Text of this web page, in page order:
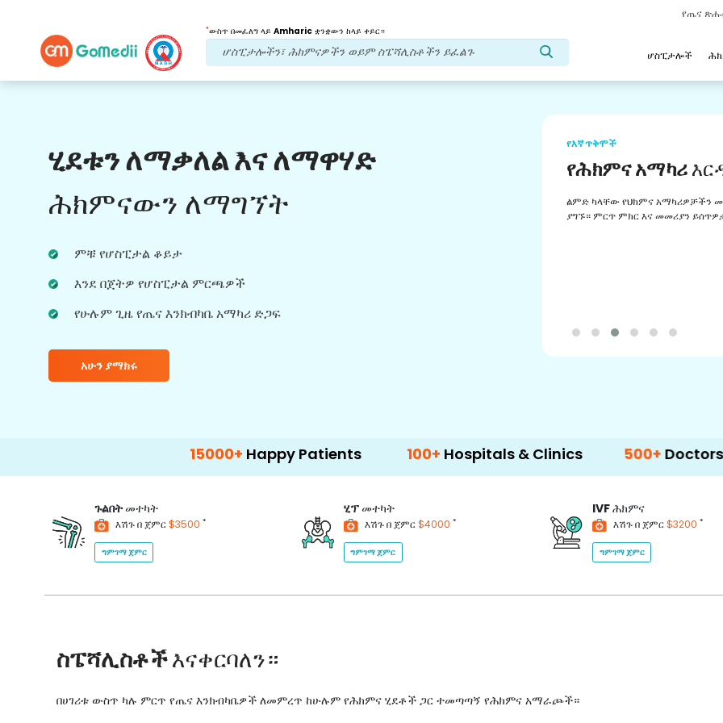
የጤና
*ውስጥ በመፈለግ ላይ Amharic ቋንቋውን ከላይ ቀይር።
ሆስፒታሎች
ሂደቱን ለማቃለል እና ለማዋሃድ
ሕክምናውን ለማግኘት
ምቹ የሆስፒታል ቆይታ
እንደ በጀትዎ የሆስፒታል ምርጫዎች
የሁሉም ጊዜ የጤና እንክብካቤ አማካሪ ድጋፍ
አሁን ያማክሩ
የድህረ ህክምናክትትል
የሚደረግበት እንክብካቤ
በሕክምና ፍላጎቶችዎ ላይ መደበኛ ዝመናዎች።
የእኛ ጥቅሞች
የሕክምና አማካሪ
ልምድ ካላቸው የህክምና አማካሪዎቻችን
ያግኙ። ምርጥ ምክር እና መመሪያን
Happy Patients 100+Hospitals & Clinics 500+Doctors & Surgeons
ጉልበትመተካት
እሽጉ በ ጀምር$3500 *
ግምገማ ጀምር
ሂፕመተካት
እሽጉ በ ጀምር$4000 *
ግምገማ ጀምር
IVFሕክምና
እሽጉ በ ጀምር$3200 *
ግምገማ ጀምር
ስፔሻሊስቶችእናቀርባለን።
በሀገሪቱ ውስጥ ካሉ ምርጥ የጤና እንክብካቤዎች ለመምረጥ ከሁሉም የሕክምና ሂደቶች ጋር ተመጣጣኝ የሕክምና አማራጮች።